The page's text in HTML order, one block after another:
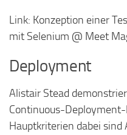
Link: Konzeption einer
mit Selenium @ Meet
Deployment
Alistair Stead
Continuous-
Hauptkriterien dabei sind